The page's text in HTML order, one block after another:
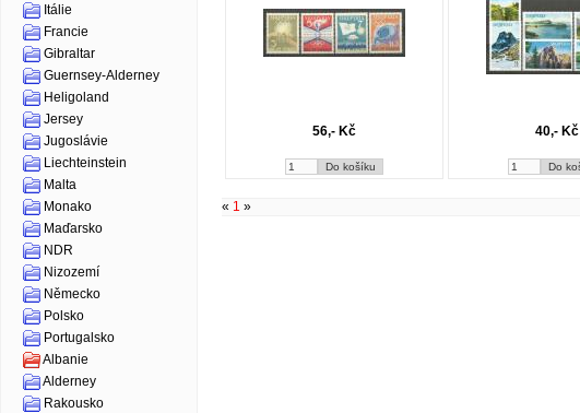
Itálie
Francie
Gibraltar
Guernsey-Alderney
Heligoland
Jersey
Jugoslávie
Liechteinstein
Malta
Monako
Maďarsko
NDR
Nizozemí
Německo
Polsko
Portugalsko
Albanie
Alderney
Rakousko
56,- Kč 40,- Kč
« 1 »